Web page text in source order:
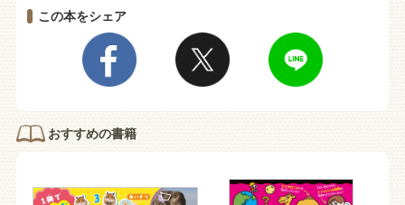
この本をシェア
おすすめの書籍